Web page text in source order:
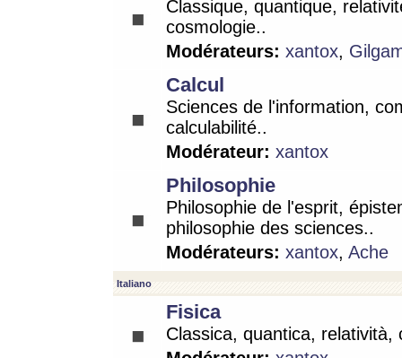
Classique, quantique,
cosmologie..
Modérateurs: xantox,
Calcul
Sciences de l'information,
calculabilité..
Modérateur: xantox
Philosophie
Philosophie de l'esprit,
philosophie des sciences..
Modérateurs: xantox, Ache
Italiano
Fisica
Classica, quantica, relatività,